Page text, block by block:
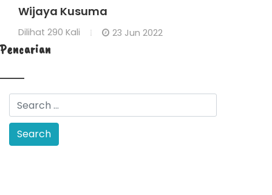
Wijaya Kusuma
Dilihat 290 Kali 23 Jun 2022
Pencarian